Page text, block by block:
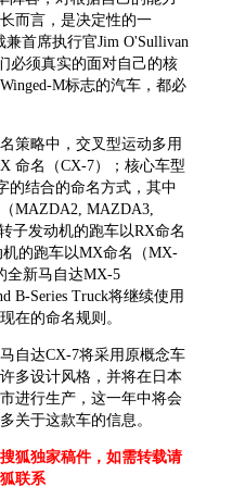
而言，是决定性的一
首席执行官Jim O'Sullivan
必须真实的面对自己的核
M标志的汽车，都必
策略中，交叉型运动多用
命名（CX-7）；核心车型
的结合的命名方式，其中
MAZDA2, MAZDA3,
子发动机的跑车以RX命名
机的跑车以MX命名（MX-
全新马自达MX-5
B-Series Truck将继续使用
在的命名规则。
马自达CX-7将采用原概念车
多设计风格，并将在日本
进行生产，这一年中将会
关于这款车的信息。
搜狐独家稿件，如需转载请
联系